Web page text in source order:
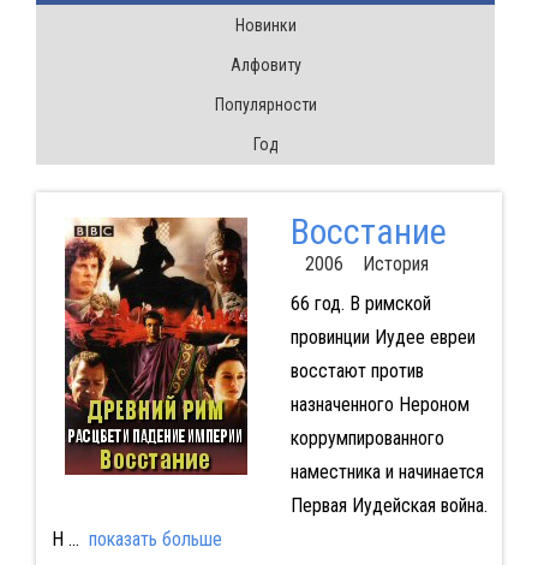
Новинки
Алфовиту
Популярности
Год
Восстание
2006 История
66 год. В римской
провинции Иудее евреи
восстают против
назначенного Нероном
коррумпированного
наместника и начинается
Первая Иудейская война.
Н... показать больше